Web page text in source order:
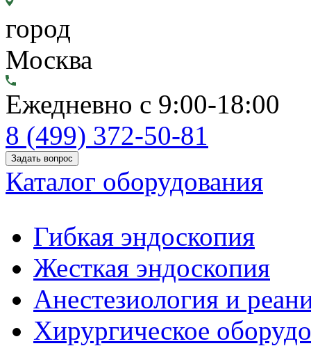
город
Москва
Ежедневно с 9:00-18:00
8 (499) 372-50-81
Задать вопрос
Каталог оборудования
Гибкая эндоскопия
Жесткая эндоскопия
Анестезиология и
Хирургическое